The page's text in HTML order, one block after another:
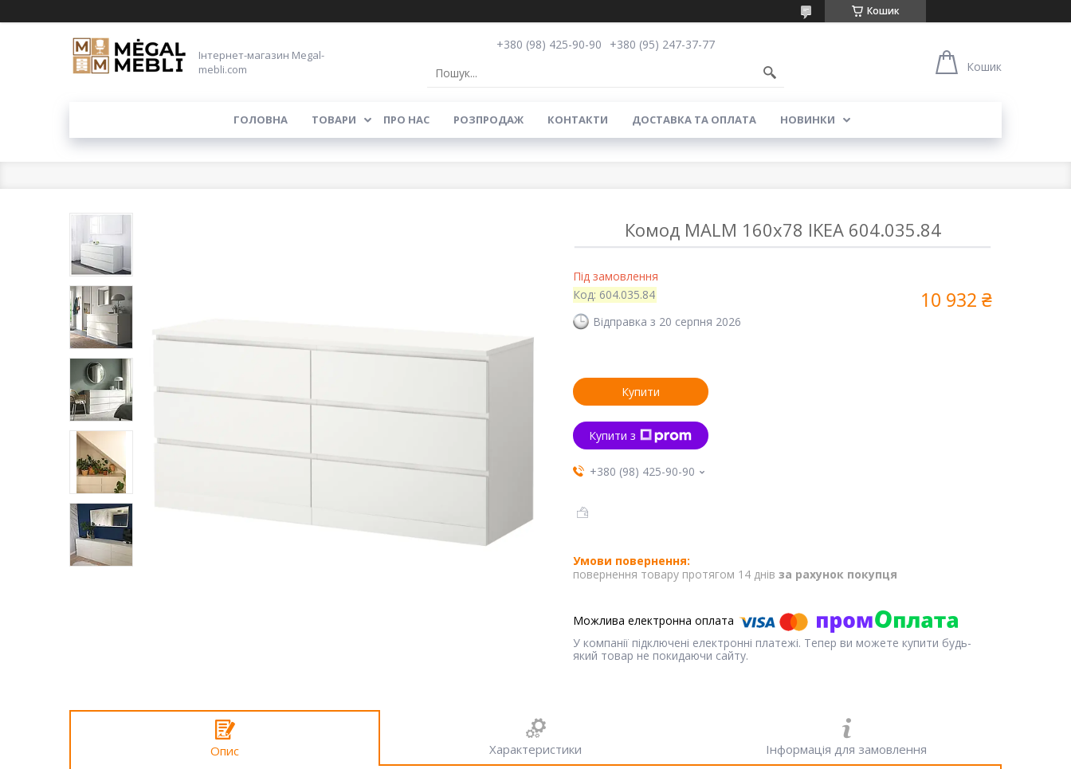
Кошик
Інтернет-магазин Megal-
mebli.com
+380 (98) 425-90-90
+380 (95) 247-37-77
Кошик
ГОЛОВНА ТОВАРИ ПРО НАС РОЗПРОДАЖ КОНТАКТИ ДОСТАВКА ТА ОПЛАТА НОВИНКИ
Комод MALM 160х78 IKEA 604.035.84
Під замовлення
Код: 604.035.84
Відправка з 20 серпня 2026
10 932 ₴
Купити
Купити з
+380 (98) 425-90-90
повернення товару протягом 14 днів за рахунок покупця
У компанії підключені електронні платежі. Тепер ви можете купити будь-
який товар не покидаючи сайту.
Опис Характеристики Інформація для замовлення